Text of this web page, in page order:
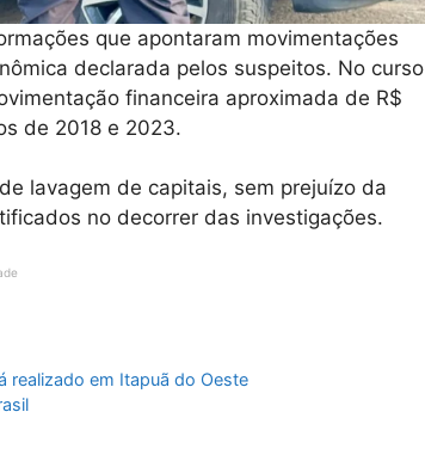
que apontaram movimentações
declarada pelos suspeitos. No curso
financeira aproximada de R$
de 2018 e 2023.
lavagem de capitais, sem prejuízo da
no decorrer das investigações.
realizado em Itapuã do Oeste